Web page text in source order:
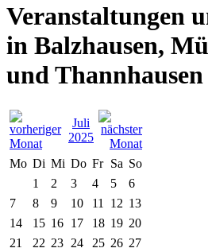
Veranstaltungen
in Balzhausen,
und Thannhausen
Juli
2025
Mo Di Mi Do Fr Sa So
1
2 3 4 5
6
7
8 9 10 11 12 13
14
15 16 17 18 19 20
21
22 23 24 25 26 27